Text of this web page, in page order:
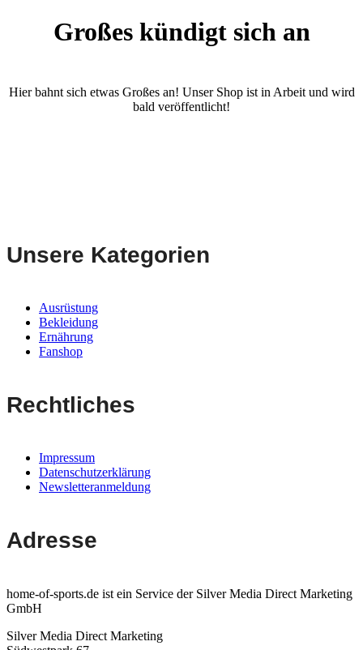
Großes kündigt sich an
Hier bahnt sich etwas Großes an! Unser Shop ist in Arbeit und wird
bald veröffentlicht!
Unsere Kategorien
Ausrüstung
Bekleidung
Ernährung
Fanshop
Rechtliches
Impressum
Datenschutzerklärung
Newsletteranmeldung
Adresse
home-of-sports.de ist ein Service der Silver Media Direct Marketing
GmbH
Silver Media Direct Marketing